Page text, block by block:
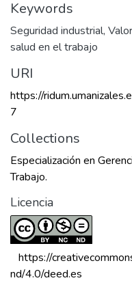
Keywords
Seguridad industrial,
salud en el trabajo
URI
https://
7
Collections
Especialización en
Trabajo.
Licencia
https://
nd/4.0/deed.es